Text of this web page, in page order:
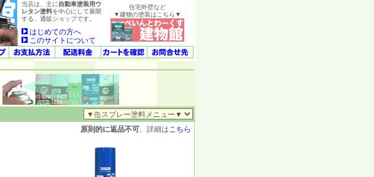
当店は、主に自動車塗装用ウ
レタン塗料を中心にして展開
する、通販ショップです。
はじめての方へ
このサイトについて
住宅外壁など
▼建物の塗装はこちら▼
原則的に返品不可。詳細はこちら